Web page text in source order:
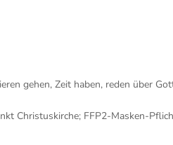
gehen, Zeit haben, reden über
Christuskirche; FFP2-Masken-